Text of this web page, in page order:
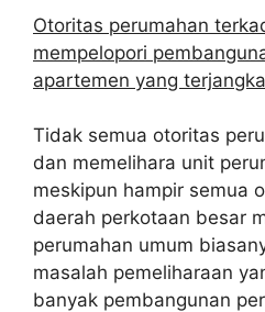
Otoritas perumahan
mempelopori
apartemen yang
Tidak semua otoritas
dan memelihara unit
meskipun hampir semua
daerah perkotaan besar
perumahan umum
masalah pemeliharaan
banyak pembangunan